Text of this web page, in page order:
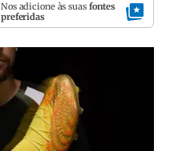
Nos adicione às suas fontes
preferidas